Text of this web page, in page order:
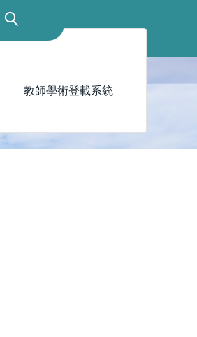
教師學術登載系統